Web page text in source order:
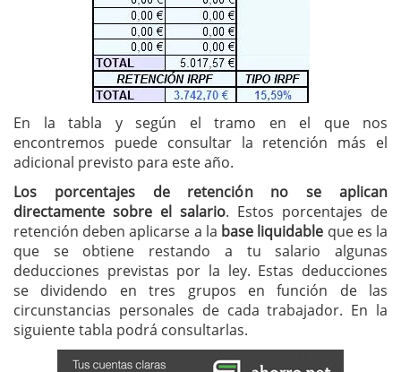
En la tabla y según el tramo en el que nos
encontremos puede consultar la retención más el
adicional previsto para este año.
Los porcentajes de retención no se aplican
directamente sobre el salario. Estos porcentajes de
retención deben aplicarse a la base liquidable que es la
que se obtiene restando a tu salario algunas
deducciones previstas por la ley. Estas deducciones
se dividendo en tres grupos en función de las
circunstancias personales de cada trabajador. En la
siguiente tabla podrá consultarlas.